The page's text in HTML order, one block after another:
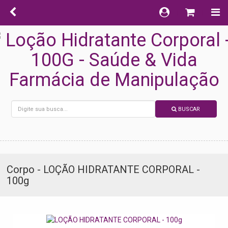
BUSCAR
Corpo - LOÇÃO HIDRATANTE CORPORAL -
100g